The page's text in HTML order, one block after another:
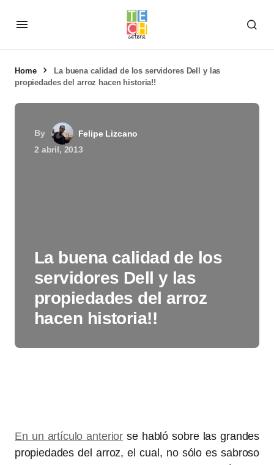
Home
La buena calidad de los servidores Dell y las
propiedades del arroz hacen historia!!
By
Felipe Lizcano
2 abril, 2013
La buena calidad de los
servidores Dell y las
propiedades del arroz
hacen historia!!
En un artículo anteriorse habló sobre las grandes
propiedades del arroz, el cual, no sólo es sabroso